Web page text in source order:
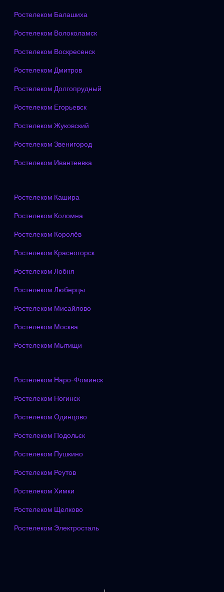
Ростелеком Балашиха
Ростелеком Волоколамск
Ростелеком Воскресенск
Ростелеком Дмитров
Ростелеком Долгопрудный
Ростелеком Егорьевск
Ростелеком Жуковский
Ростелеком Звенигород
Ростелеком Ивантеевка
Ростелеком Кашира
Ростелеком Коломна
Ростелеком Королёв
Ростелеком Красногорск
Ростелеком Лобня
Ростелеком Люберцы
Ростелеком Мисайлово
Ростелеком Москва
Ростелеком Мытищи
Ростелеком Наро-Фоминск
Ростелеком Ногинск
Ростелеком Одинцово
Ростелеком Подольск
Ростелеком Пушкино
Ростелеком Реутов
Ростелеком Химки
Ростелеком Щелково
Ростелеком Электросталь